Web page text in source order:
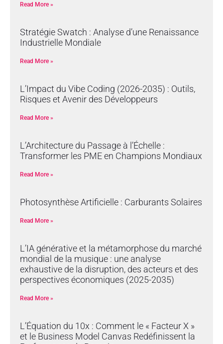
Read More »
Stratégie Swatch : Analyse d’une Renaissance
Industrielle Mondiale
Read More »
L’Impact du Vibe Coding (2026-2035) : Outils,
Risques et Avenir des Développeurs
Read More »
L’Architecture du Passage à l’Échelle :
Transformer les PME en Champions Mondiaux
Read More »
Photosynthèse Artificielle : Carburants Solaires
Read More »
L’IA générative et la métamorphose du marché
mondial de la musique : une analyse
exhaustive de la disruption, des acteurs et des
perspectives économiques (2025-2035)
Read More »
L’Équation du 10x : Comment le « Facteur X »
et le Business Model Canvas Redéfinissent la